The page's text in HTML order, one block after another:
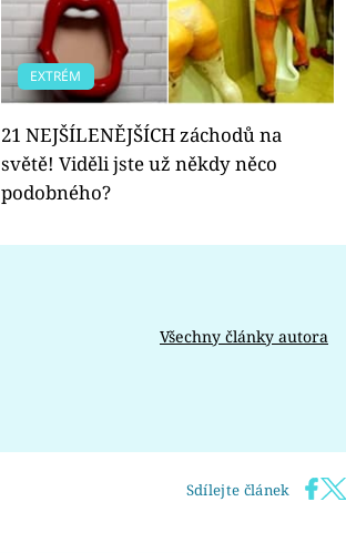
EXTRÉM
21 NEJŠÍLENĚJŠÍCH záchodů na
světě! Viděli jste už někdy něco
podobného?
Všechny články autora
Sdílejte článek